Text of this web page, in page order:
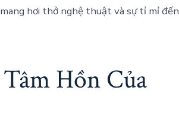
hơi thở nghệ thuật và sự tỉ mỉ đến
Hồn Của